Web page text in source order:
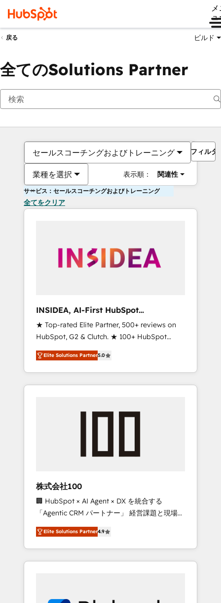
ュ
戻る ビルド
全てのSolutions Partner
セールスコーチングおよびトレーニング
業種を選択 表示順： 関連性
フィルタ
サービス：セールスコーチングおよびトレーニング
全てをクリア
INSIDEA, AI-First HubSpot
Onboarding & RevOps
★ Top-rated Elite Partner, 500+ reviews on
HubSpot, G2 & Clutch. ★ 100+ HubSpot
Certified Experts & Trainers across the team
★ 1,500+ implementations across five
continents ★ AI-First, RevOps-led,
Onboarding obsessed ★ Company of the
engine. We onboard your team, migrate your
from any legacy CRM. Zero downtime, full
data integrity. ➤ Implementation: Configure
HubSpot to run your revenue process. Sales,
marketing, and service wired together. ➤ AI
and Integrations: Layer Breeze AI, custom
agents, and APIs to remove manual work. ➤
Ongoing Management: Monthly tune-ups,
portal? We are built for the work.
Elite Solutions Partner5.0
株式会社100
🏢 HubSpot × AI Agent × DX を統合する
「Agentic CRM パートナー」 経営課題と現場業
務をつなぐAIネイティブ・エージェンシーとし
て、HubSpot Eliteの実装力で顧客フロント業務
を再設計します。 💡 100inc は何をする会社
か？ HubSpotを共通基盤に、AIエージェントを
Elite Solutions Partner4.9